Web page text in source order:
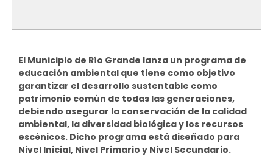
El Municipio de Río Grande lanza un programa de
educación ambiental que tiene como objetivo
garantizar el desarrollo sustentable como
patrimonio común de todas las generaciones,
debiendo asegurar la conservación de la calidad
ambiental, la diversidad biológica y los recursos
escénicos. Dicho programa está diseñado para
Nivel Inicial, Nivel Primario y Nivel Secundario.